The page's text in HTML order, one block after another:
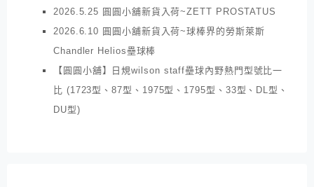
2026.5.25 圓圓小舖新貨入荷~ZETT PROSTATUS
2026.6.10 圓圓小舖新貨入荷~球棒界的勞斯萊斯
Chandler Helios壘球棒
【圓圓小舖】日規wilson staff壘球內野熱門型號比一
比 (1723型、87型、1975型、1795型、33型、DL型、
DU型)